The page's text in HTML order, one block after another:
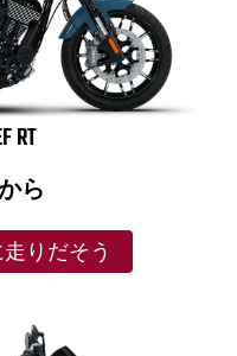
RT
ら
走りだそう